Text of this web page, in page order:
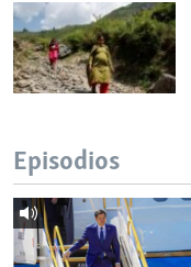
Episodios